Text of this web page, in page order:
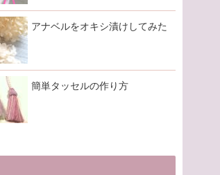
アナベルをオキシ漬けしてみた
簡単タッセルの作り方